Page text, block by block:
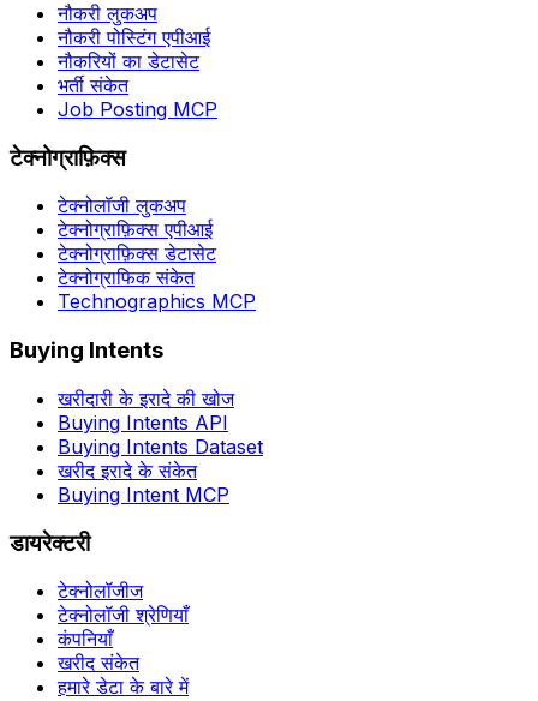
नौकरी लुकअप
नौकरी पोस्टिंग एपीआई
नौकरियों का डेटासेट
भर्ती संकेत
Job Posting MCP
टेक्नोग्राफ़िक्स
टेक्नोलॉजी लुकअप
टेक्नोग्राफ़िक्स एपीआई
टेक्नोग्राफ़िक्स डेटासेट
टेक्नोग्राफिक संकेत
Technographics MCP
Buying Intents
खरीदारी के इरादे की खोज
Buying Intents API
Buying Intents Dataset
खरीद इरादे के संकेत
Buying Intent MCP
डायरेक्टरी
टेक्नोलॉजीज
टेक्नोलॉजी श्रेणियाँ
कंपनियाँ
खरीद संकेत
हमारे डेटा के बारे में